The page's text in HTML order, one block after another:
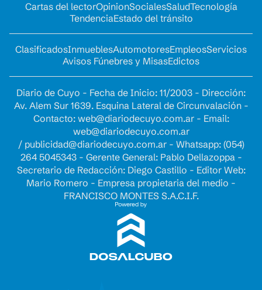
Cartas del lectorOpinionSocialesSaludTecnología
TendenciaEstado del tránsito
ClasificadosInmueblesAutomotoresEmpleosServicios
Avisos Fúnebres y MisasEdictos
Diario de Cuyo - Fecha de Inicio: 11/2003 - Dirección:
Av. Alem Sur 1639. Esquina Lateral de Circunvalación -
Contacto: web@diariodecuyo.com.ar- Email:
web@diariodecuyo.com.ar
/ publicidad@diariodecuyo.com.ar- Whatsapp: (054)
264 5045343 - Gerente General: Pablo Dellazoppa -
Secretario de Redacción: Diego Castillo - Editor Web:
Mario Romero - Empresa propietaria del medio -
FRANCISCO MONTES S.A.C.I.F.